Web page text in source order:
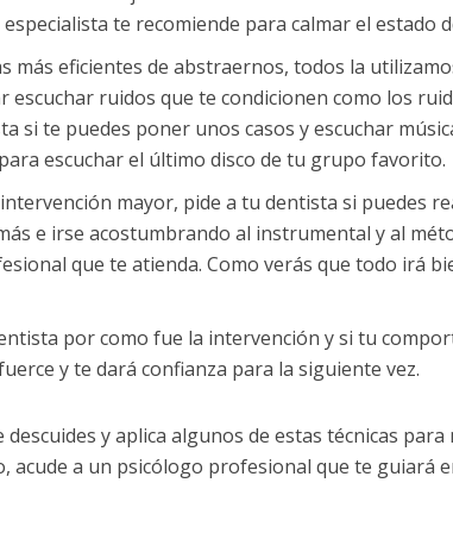
te recomiende para calmar el estado
más eficientes de abstraernos, todos la
ruidos que te condicionen como los
si te puedes poner unos casos y escuchar
escuchar el último disco de tu grupo favorito.
mayor, pide a tu dentista si puedes
e irse acostumbrando al instrumental y al
que te atienda. Como verás que todo irá
por como fue la intervención y si tu
y te dará confianza para la siguiente vez.
y aplica algunos de estas técnicas para
acude a un psicólogo profesional que te guiará